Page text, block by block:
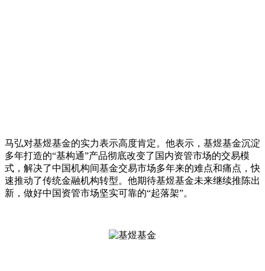
马弘对基煜基金的实力表示高度肯定。他表示，基煜基金沉淀
多年打造的“基构通”产品彻底改变了国内资管市场的交易模
式，解决了中国机构间基金交易市场多年来的难点和痛点，快
速推动了传统金融机构转型。他期待基煜基金未来继续推陈出
新，做好中国资管市场坚实可靠的“起落架”。